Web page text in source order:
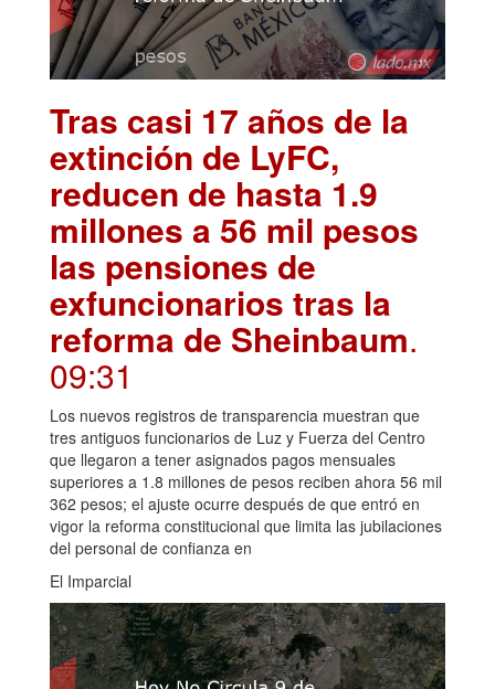
Tras casi 17 años de la
extinción de LyFC,
reducen de hasta 1.9
millones a 56 mil pesos
las pensiones de
exfuncionarios tras la
reforma de Sheinbaum.
09:31
Los nuevos registros de transparencia muestran que
tres antiguos funcionarios de Luz y Fuerza del Centro
que llegaron a tener asignados pagos mensuales
superiores a 1.8 millones de pesos reciben ahora 56 mil
362 pesos; el ajuste ocurre después de que entró en
vigor la reforma constitucional que limita las jubilaciones
del personal de confianza en
El Imparcial